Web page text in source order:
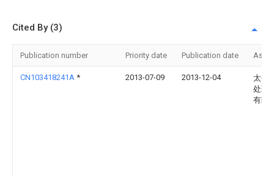
Cited By (3)
Publication number Priority date Publication date
CN103418241A * 2013-07-09 2013-12-04
太平
处理
有限